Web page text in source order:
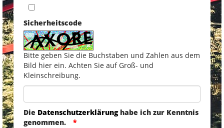
Sicherheitscode
Bitte geben Sie die Buchstaben und Zahlen aus dem
Bild hier ein. Achten Sie auf Groß- und
Kleinschreibung.
Die Datenschutzerklärunghabe ich zur Kenntnis
genommen.